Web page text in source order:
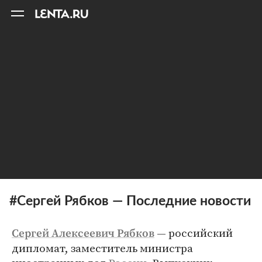
#Сергей Рябков — Последние новости
Сергей Алексеевич Рябков — российский
дипломат, заместитель министра